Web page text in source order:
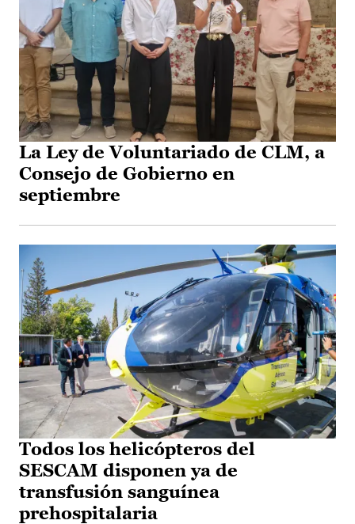
La Ley de Voluntariado de CLM, a
Consejo de Gobierno en
septiembre
Todos los helicópteros del
SESCAM disponen ya de
transfusión sanguínea
prehospitalaria